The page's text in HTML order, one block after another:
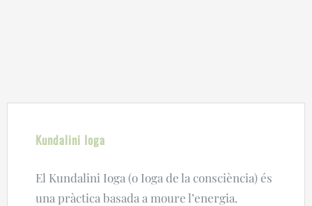
Kundalini Ioga
El Kundalini Ioga (o Ioga de la consciència) és
una pràctica basada a moure l’energia.